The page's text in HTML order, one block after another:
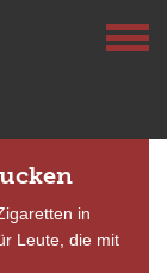
in
Leute, die mit